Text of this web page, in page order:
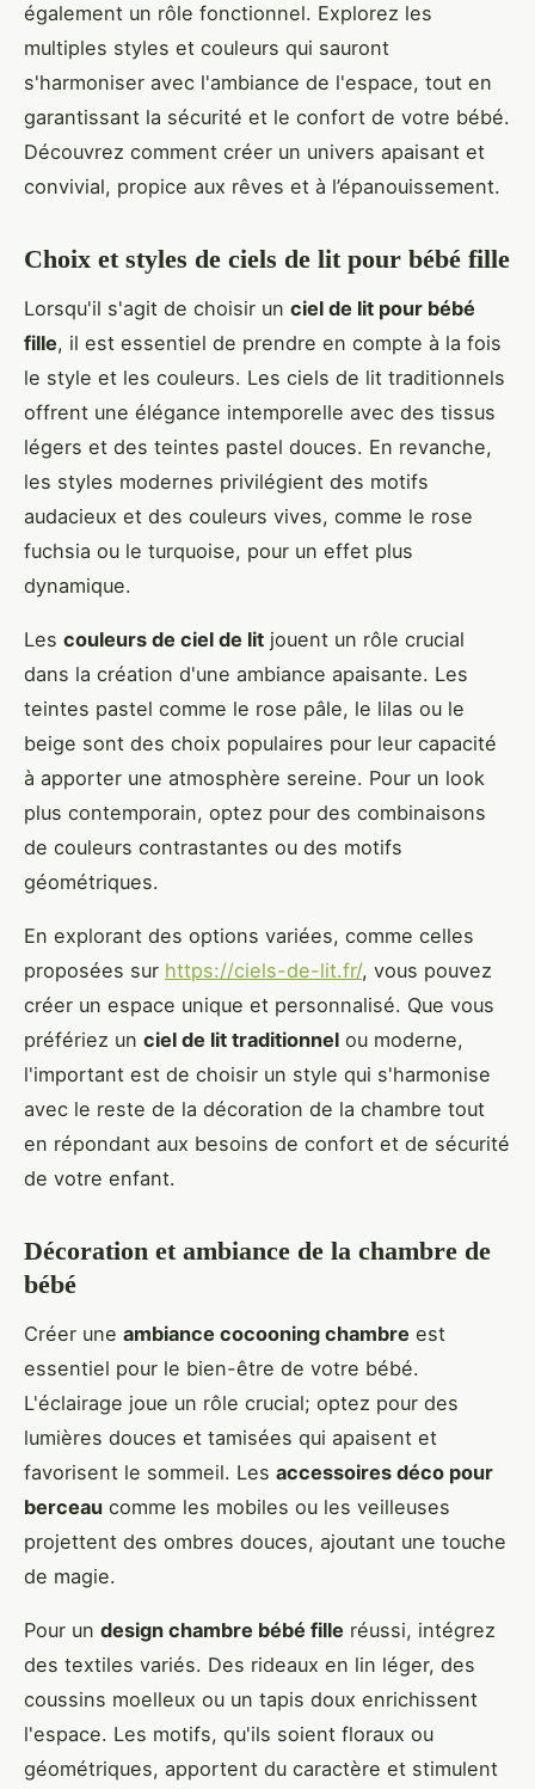
également un rôle fonctionnel. Explorez les
multiples styles et couleurs qui sauront
s'harmoniser avec l'ambiance de l'espace, tout en
garantissant la sécurité et le confort de votre bébé.
Découvrez comment créer un univers apaisant et
convivial, propice aux rêves et à l’épanouissement.
Choix et styles de ciels de lit pour bébé fille
Lorsqu'il s'agit de choisir un ciel de lit pour bébé
fille, il est essentiel de prendre en compte à la fois
le style et les couleurs. Les ciels de lit traditionnels
offrent une élégance intemporelle avec des tissus
légers et des teintes pastel douces. En revanche,
les styles modernes privilégient des motifs
audacieux et des couleurs vives, comme le rose
fuchsia ou le turquoise, pour un effet plus
dynamique.
Les couleurs de ciel de lit jouent un rôle crucial
dans la création d'une ambiance apaisante. Les
teintes pastel comme le rose pâle, le lilas ou le
beige sont des choix populaires pour leur capacité
à apporter une atmosphère sereine. Pour un look
plus contemporain, optez pour des combinaisons
de couleurs contrastantes ou des motifs
géométriques.
En explorant des options variées, comme celles
proposées sur https://ciels-de-lit.fr/, vous pouvez
créer un espace unique et personnalisé. Que vous
préfériez un ciel de lit traditionnel ou moderne,
l'important est de choisir un style qui s'harmonise
avec le reste de la décoration de la chambre tout
en répondant aux besoins de confort et de sécurité
de votre enfant.
Décoration et ambiance de la chambre de
bébé
Créer une ambiance cocooning chambre est
essentiel pour le bien-être de votre bébé.
L'éclairage joue un rôle crucial; optez pour des
lumières douces et tamisées qui apaisent et
favorisent le sommeil. Les accessoires déco pour
berceau comme les mobiles ou les veilleuses
projettent des ombres douces, ajoutant une touche
de magie.
Pour un design chambre bébé fille réussi, intégrez
des textiles variés. Des rideaux en lin léger, des
coussins moelleux ou un tapis doux enrichissent
l'espace. Les motifs, qu'ils soient floraux ou
géométriques, apportent du caractère et stimulent